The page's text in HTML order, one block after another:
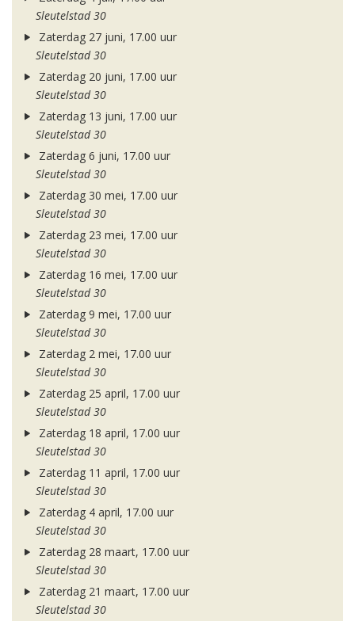
Sleutelstad 30
Zaterdag 27 juni, 17.00 uur
Sleutelstad 30
Zaterdag 20 juni, 17.00 uur
Sleutelstad 30
Zaterdag 13 juni, 17.00 uur
Sleutelstad 30
Zaterdag 6 juni, 17.00 uur
Sleutelstad 30
Zaterdag 30 mei, 17.00 uur
Sleutelstad 30
Zaterdag 23 mei, 17.00 uur
Sleutelstad 30
Zaterdag 16 mei, 17.00 uur
Sleutelstad 30
Zaterdag 9 mei, 17.00 uur
Sleutelstad 30
Zaterdag 2 mei, 17.00 uur
Sleutelstad 30
Zaterdag 25 april, 17.00 uur
Sleutelstad 30
Zaterdag 18 april, 17.00 uur
Sleutelstad 30
Zaterdag 11 april, 17.00 uur
Sleutelstad 30
Zaterdag 4 april, 17.00 uur
Sleutelstad 30
Zaterdag 28 maart, 17.00 uur
Sleutelstad 30
Zaterdag 21 maart, 17.00 uur
Sleutelstad 30